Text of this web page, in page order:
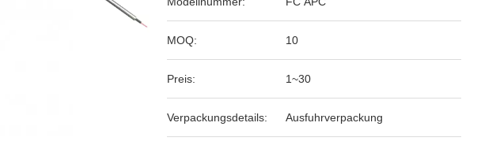
MOQ: 10
Preis: 1~30
Verpackungsdetails: Ausfuhrverpackung